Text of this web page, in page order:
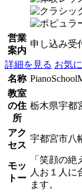
営業
案内
申し込み受
詳細を見る お気
名称
教室
の住
所
栃木県宇都
アク
セス
宇都宮市八
モッ
トー
「笑顔の
人お１人に
ます。